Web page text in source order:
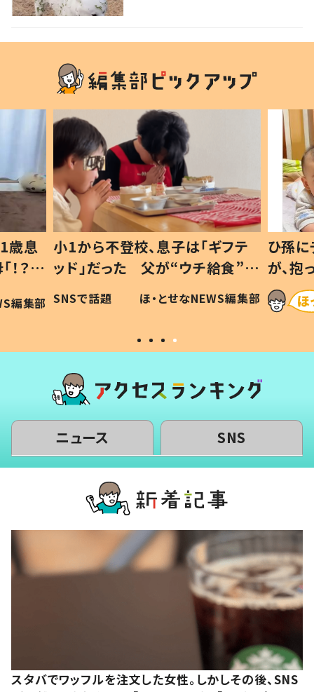
歳息
？」
編集部
小1から不登校、息子は「ギフテ
ッド」だった 父が“ウチ給食”を
作り続ける理由とは #令和の親
#令和の子
SNSで話題 ほ・とせなNEWS編集部
ひ孫
が、
「涙が
い」
ニュース SNS
スタバでワッフルを注文した女性。しかしその後、SNS